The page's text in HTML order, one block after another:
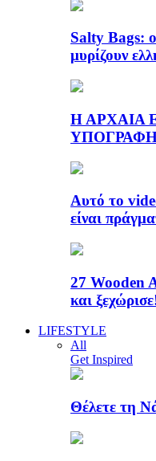
Salty Bags:
μυρίζουν
Η ΑΡΧΑΙΑ
ΥΠΟΓΡΑΦΗ
Αυτό το
είναι
27 Wooden
και
LIFESTYLE
All
Get Inspired
Θέλετε τη